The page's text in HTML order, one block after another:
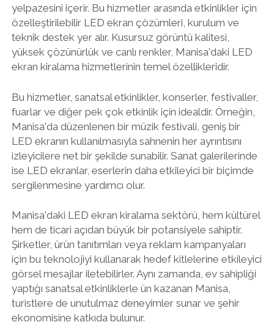
yelpazesini içerir. Bu hizmetler arasında etkinlikler için
özelleştirilebilir LED ekran çözümleri, kurulum ve
teknik destek yer alır. Kusursuz görüntü kalitesi,
yüksek çözünürlük ve canlı renkler, Manisa'daki LED
ekran kiralama hizmetlerinin temel özellikleridir.
Bu hizmetler, sanatsal etkinlikler, konserler, festivaller,
fuarlar ve diğer pek çok etkinlik için idealdir. Örneğin,
Manisa'da düzenlenen bir müzik festivali, geniş bir
LED ekranın kullanılmasıyla sahnenin her ayrıntısını
izleyicilere net bir şekilde sunabilir. Sanat galerilerinde
ise LED ekranlar, eserlerin daha etkileyici bir biçimde
sergilenmesine yardımcı olur.
Manisa'daki LED ekran kiralama sektörü, hem kültürel
hem de ticari açıdan büyük bir potansiyele sahiptir.
Şirketler, ürün tanıtımları veya reklam kampanyaları
için bu teknolojiyi kullanarak hedef kitlelerine etkileyici
görsel mesajlar iletebilirler. Aynı zamanda, ev sahipliği
yaptığı sanatsal etkinliklerle ün kazanan Manisa,
turistlere de unutulmaz deneyimler sunar ve şehir
ekonomisine katkıda bulunur.